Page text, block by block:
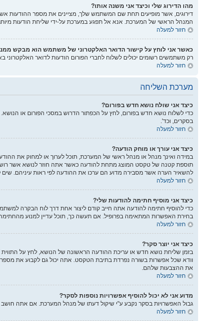
מהו הדירוג שלי וכיצד אני משנה אותו?
דירוגים, אשר מופיעים תחת שם המשתמש שלך, מציינים את מספר ההודעות
המנהל הראשי של המערכת. אנא אל תפגע במערכת על-ידי שליחת הודעות
חזור למעלה
כאשר אני לוחץ על קישור הדואר האלקטרוני של משתמש הוא מבקש
רק משתמשים רשומים יכולים לשלוח לחברי הפורום הודעות לדואר
חזור למעלה
מערכת השליחה
כיצד אני שולח נושא חדש בפורום?
כדי לשלוח נושא חדש בפורום, לחץ על הכפתור הדרוש במסכי הפורום או
בסקרים, וכד'.
חזור למעלה
כיצד אני עורך או מוחק הודעה?
במידה ואינך מנהל או מנהל ראשי של המערכת, תוכל לערוך או למחוק את
תוספת קטנה של טקסט המוצג מתחת להודעה כאשר אתה חוזר לנושא אשר
להשאיר הערה אשר מסבירה מדוע הם ערכו את ההודעה לפי ראות עיניהם.
חזור למעלה
כיצד אני מוסיף חתימה להודעות שלי?
כדי להוסיף חתימה להודעה אתה חייב קודם ליצור אחת דרך לוח הבקרה
בחירת האפשרות המתאימה בפרופיל. אם תעשה כך, תוכל עדיין למנוע
חזור למעלה
כיצד אני יוצר סקר?
בזמן שליחת נושא חדש או עריכת ההודעה הראשונה של הנושא, לחץ על
את ההצבעות שלהם.
חזור למעלה
מדוע אני לא יכול להוסיף אפשרויות נוספות לסקר?
גבול האפשרויות בסקר נקבע ע"י שיקול דעתו של מנהל המערכת. אם אתה
חזור למעלה